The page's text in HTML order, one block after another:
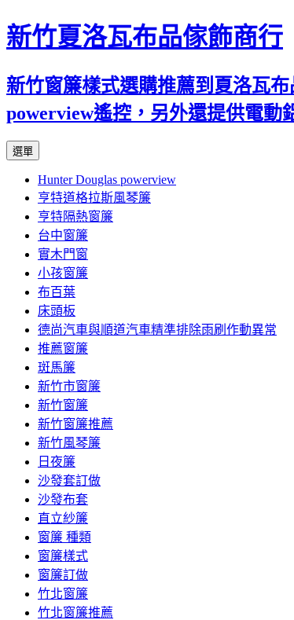
新竹夏洛瓦布品傢飾商行
新竹窗簾樣式選購推薦到夏洛瓦
powerview遙控，另外還提供電動
選單
內
容
Hunter Douglas powerview
亨特道格拉斯風琴簾
亨特隔熱窗簾
台中窗簾
實木門窗
小孩窗簾
布百葉
床頭板
德尚汽車與順道汽車精準排除雨刷作動異常
推薦窗簾
斑馬簾
新竹市窗簾
新竹窗簾
新竹窗簾推薦
新竹風琴簾
日夜簾
沙發套訂做
沙發布套
直立紗簾
窗簾 種類
窗簾樣式
窗簾訂做
竹北窗簾
竹北窗簾推薦